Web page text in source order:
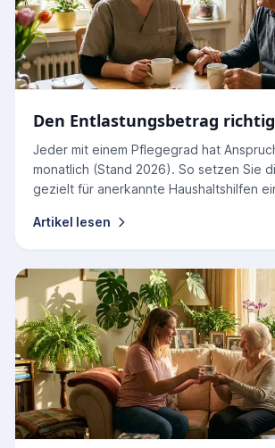
Den Entlastungsbetrag
Jeder mit einem Pflegegrad hat
monatlich (Stand 2026). So setzen Sie
gezielt für anerkannte Haushaltshilfen
Artikel lesen